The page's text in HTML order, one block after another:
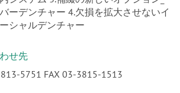
ーデンチャー 4.欠損を拡大させないイ
シャルデンチャー
せ先
5751 FAX 03-3815-1513